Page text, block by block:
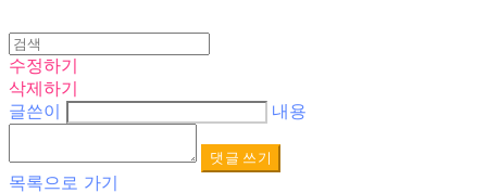
수정하기
삭제하기
글쓴이
내용
댓글 쓰기
목록으로 가기